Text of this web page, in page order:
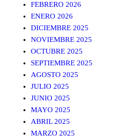
FEBRERO 2026
ENERO 2026
DICIEMBRE 2025
NOVIEMBRE 2025
OCTUBRE 2025
SEPTIEMBRE 2025
AGOSTO 2025
JULIO 2025
JUNIO 2025
MAYO 2025
ABRIL 2025
MARZO 2025